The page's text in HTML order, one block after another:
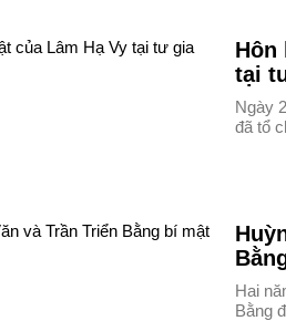
Hôn
tại
Ngày
đã tổ
Hai
Bằng